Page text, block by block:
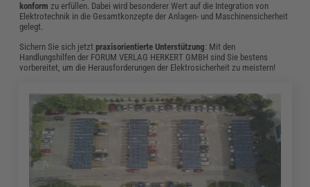
konformzu erfüllen. Dabei wird besonderer Wert auf die Integration von
Elektrotechnik in die Gesamtkonzepte der Anlagen- und Maschinensicherheit
gelegt.
Sichern Sie sich jetzt praxisorientierte Unterstützung: Mit den
Handlungshilfen der FORUM VERLAG HERKERT GMBH sind Sie bestens
vorbereitet, um die Herausforderungen der Elektrosicherheit zu meistern!